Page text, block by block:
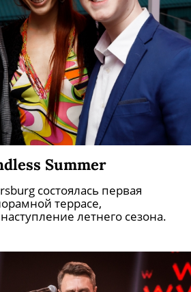
Summer
состоялась первая
террасе,
летнего сезона.